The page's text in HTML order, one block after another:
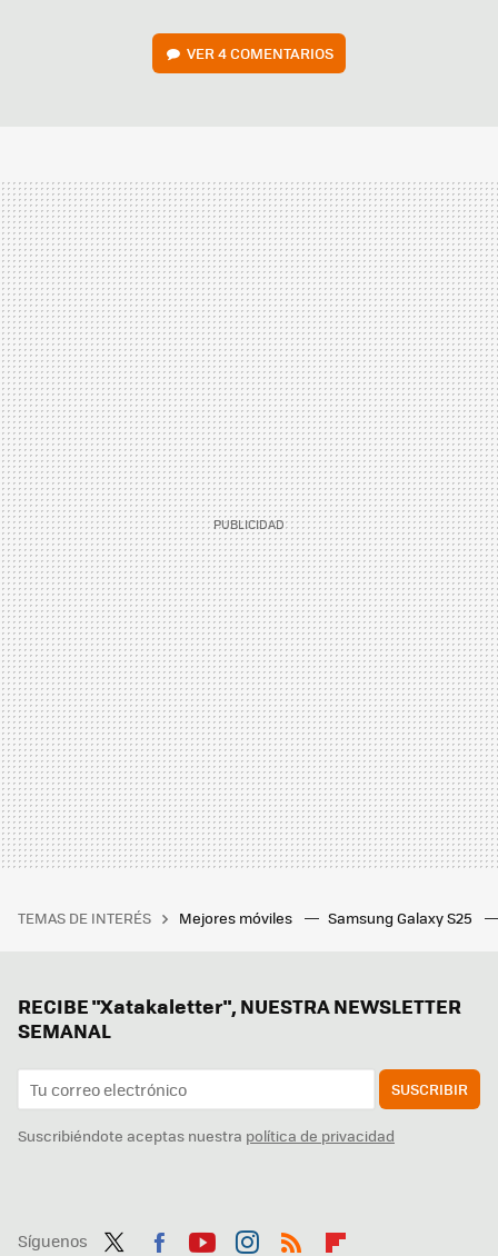
VER4 COMENTARIOS
TEMAS DE INTERÉS Mejores móviles Samsung Galaxy S25
RECIBE "Xatakaletter", NUESTRA NEWSLETTER
SEMANAL
SUSCRIBIR
Suscribiéndote aceptas nuestra política de privacidad
Síguenos